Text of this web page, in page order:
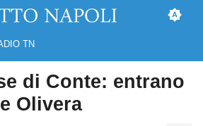
TN
di Conte: entrano
Olivera